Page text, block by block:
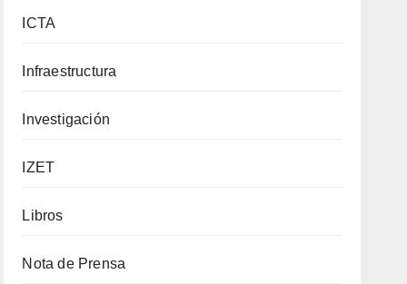
ICTA
Infraestructura
Investigación
IZET
Libros
Nota de Prensa